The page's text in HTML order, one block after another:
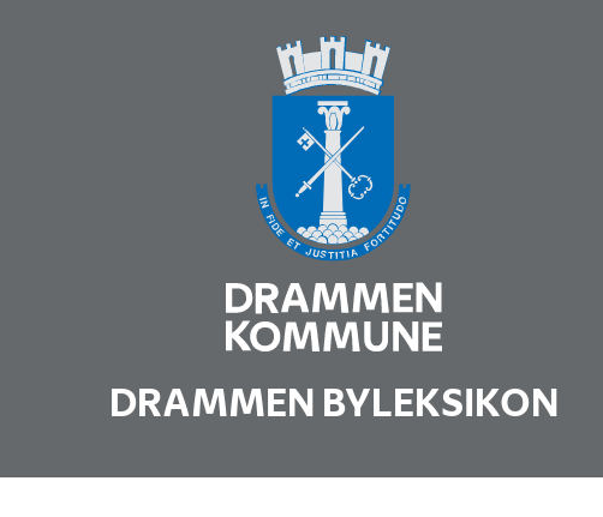
DRAMMEN BYLEKSIKON